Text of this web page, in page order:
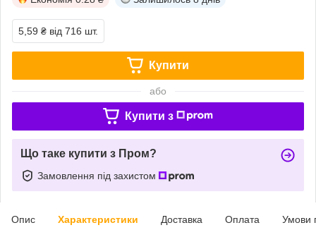
5,59 ₴ від 716 шт.
Купити
або
Купити з
Що таке купити з Пром?
Замовлення під захистом
Опис Характеристики Доставка Оплата Умови